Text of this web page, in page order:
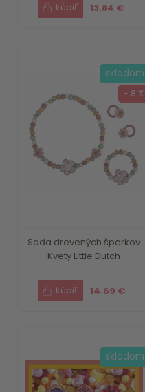
13.84 €
Sada drevených šperkov
Kvety Little Dutch
14.69 €
skladom
- 8 %
skladom